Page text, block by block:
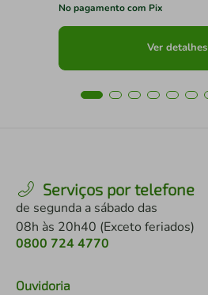
No pagamento com Pix
Ver detalhes
Serviços por telefone
de segunda a sábado das
08h às 20h40 (Exceto feriados)
0800 724 4770
Ouvidoria